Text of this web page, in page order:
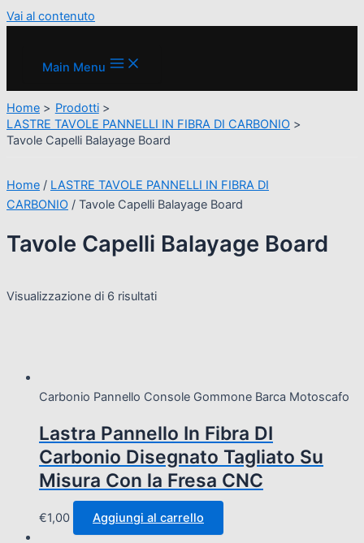
Vai al contenuto
Main Menu
Home
Prodotti
LASTRE TAVOLE PANNELLI IN FIBRA DI CARBONIO
Tavole Capelli Balayage Board
Home / LASTRE TAVOLE PANNELLI IN FIBRA DI
CARBONIO / Tavole Capelli Balayage Board
Tavole Capelli Balayage Board
Visualizzazione di 6 risultati
Carbonio Pannello Console Gommone Barca Motoscafo
Lastra Pannello In Fibra DI
Carbonio Disegnato Tagliato Su
Misura Con la Fresa CNC
€1,00 Aggiungi al carrello